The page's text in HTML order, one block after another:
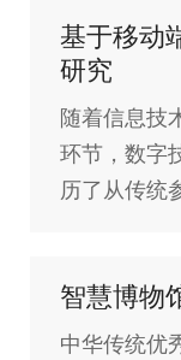
基于移动
研究
随着信息技
环节，数字
历了从传统
智慧博物
中华传统优